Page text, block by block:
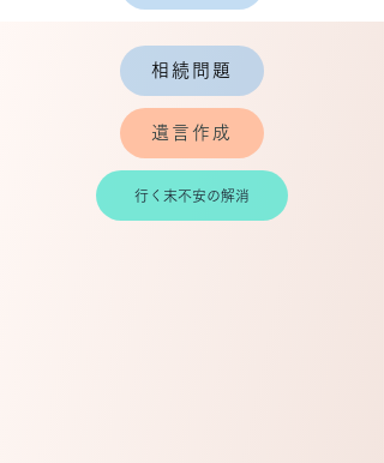
相続問題
遺言作成
行く末不安の解消